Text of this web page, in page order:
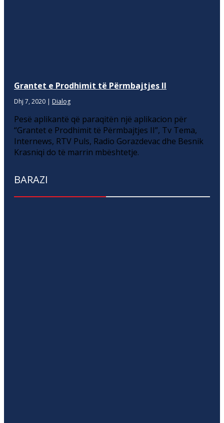
Grantet e Prodhimit të Përmbajtjes II
Dhj 7, 2020 | Dialog
Pesë aplikantë që paraqitën një aplikacion për
“Grantet e Prodhimit të Përmbajtjes II”, Tv Tema,
Internews, RTV Puls, Radio Gorazdevac dhe Besnik
Krasniqi do të marrin mbështetje.
BARAZI